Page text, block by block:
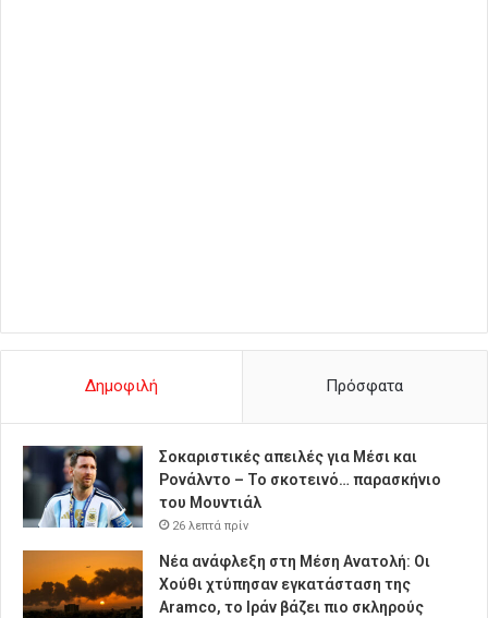
Δημοφιλή Πρόσφατα
Σοκαριστικές απειλές για Μέσι και
Ρονάλντο – Το σκοτεινό… παρασκήνιο
του Μουντιάλ
26 λεπτά πρίν
Νέα ανάφλεξη στη Μέση Ανατολή: Οι
Χούθι χτύπησαν εγκατάσταση της
Aramco, το Ιράν βάζει πιο σκληρούς